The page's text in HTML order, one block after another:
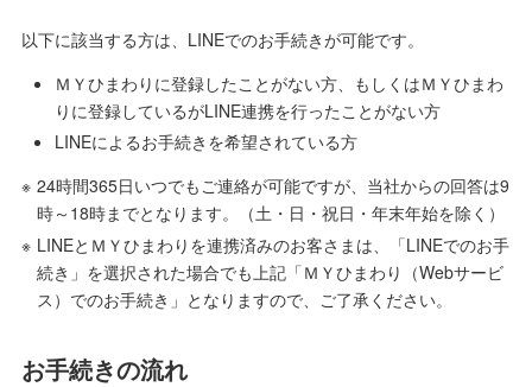
以下に該当する方は、LINEでのお手続きが可能です。
ＭＹひまわりに登録したことがない方、もしくはＭＹひまわ
りに登録しているがLINE連携を行ったことがない方
LINEによるお手続きを希望されている方
※ 24時間365日いつでもご連絡が可能ですが、当社からの回答は9
時～18時までとなります。（土・日・祝日・年末年始を除く）
※ LINEとＭＹひまわりを連携済みのお客さまは、「LINEでのお手
続き」を選択された場合でも上記「ＭＹひまわり（Webサービ
ス）でのお手続き」となりますので、ご了承ください。
お手続きの流れ